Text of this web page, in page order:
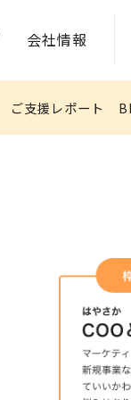
会社情報
ご支援レポート